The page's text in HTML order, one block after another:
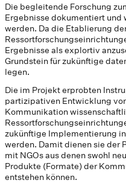
Die begleitende Forschung
Ergebnisse dokumentiert
werden. Da die Etablierung
Ergebnisse als explortiv
Grundstein für zukünftige
legen.
Die im Projekt erprobten
partizipativen Entwicklung
Kommunikation
zukünftige Implementierung
werden. Damit dienen sie der
mit NGOs aus denen swohl
Produkte (Formate) der
entstehen können.